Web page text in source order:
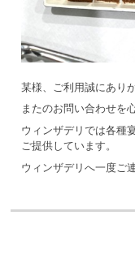
某様、ご利用誠にあり
またのお問い合わせを
ウィンザデリでは各種
ご提供しています。
ウィンザデリへ一度ご